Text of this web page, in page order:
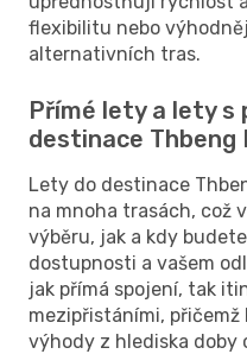
flexibilitu nebo
alternativních tras.
Přímé lety a lety s
destinace Thbeng
Lety do destinace
na mnoha trasách, což
výběru, jak a kdy
dostupnosti a vašem
jak přímá spojení, tak
mezipřistáními,
výhody z hlediska doby